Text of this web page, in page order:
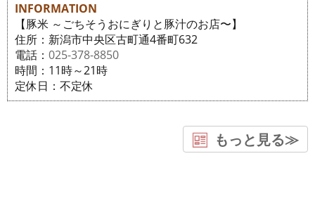
INFORMATION
【豚米 ～ごちそうおにぎりと豚汁のお店〜】
住所：新潟市中央区古町通4番町632
電話： 025-378-8850
時間：11時～21時
定休日：不定休
もっと見る≫